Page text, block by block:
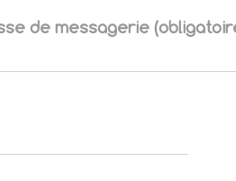
de messagerie